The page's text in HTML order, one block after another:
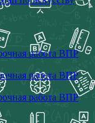
работа ВПР
работа ВПР
работа ВПР